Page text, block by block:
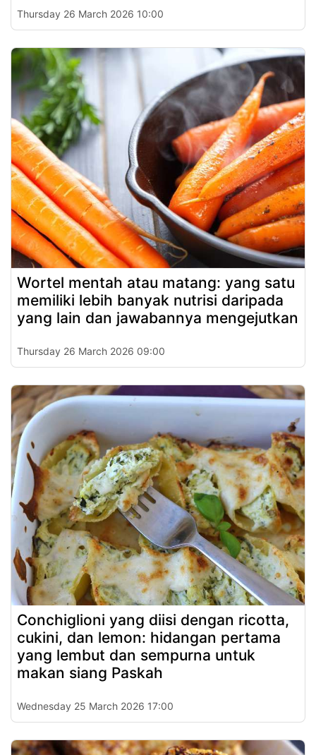
Thursday 26 March 2026 10:00
Wortel mentah atau matang: yang satu
memiliki lebih banyak nutrisi daripada
yang lain dan jawabannya mengejutkan
Thursday 26 March 2026 09:00
Conchiglioni yang diisi dengan ricotta,
cukini, dan lemon: hidangan pertama
yang lembut dan sempurna untuk
makan siang Paskah
Wednesday 25 March 2026 17:00